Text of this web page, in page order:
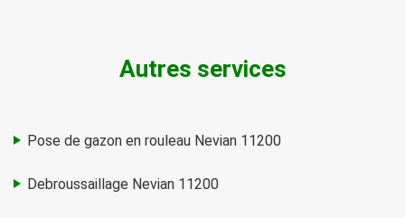
Autres services
Pose de gazon en rouleau Nevian 11200
Debroussaillage Nevian 11200